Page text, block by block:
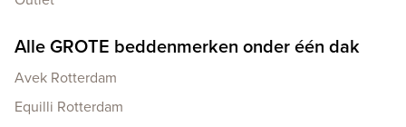
Alle GROTE beddenmerken onder één dak
Avek Rotterdam
Equilli Rotterdam